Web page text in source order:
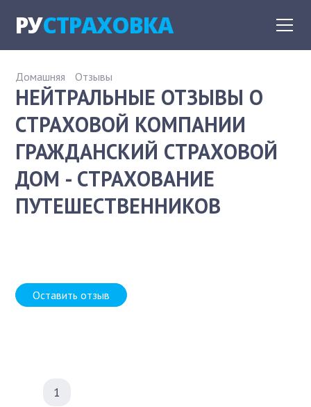
РУСТРАХОВКА
Домашняя Отзывы
НЕЙТРАЛЬНЫЕ ОТЗЫВЫ О
СТРАХОВОЙ КОМПАНИИ
ГРАЖДАНСКИЙ СТРАХОВОЙ
ДОМ - СТРАХОВАНИЕ
ПУТЕШЕСТВЕННИКОВ
Оставить отзыв
1